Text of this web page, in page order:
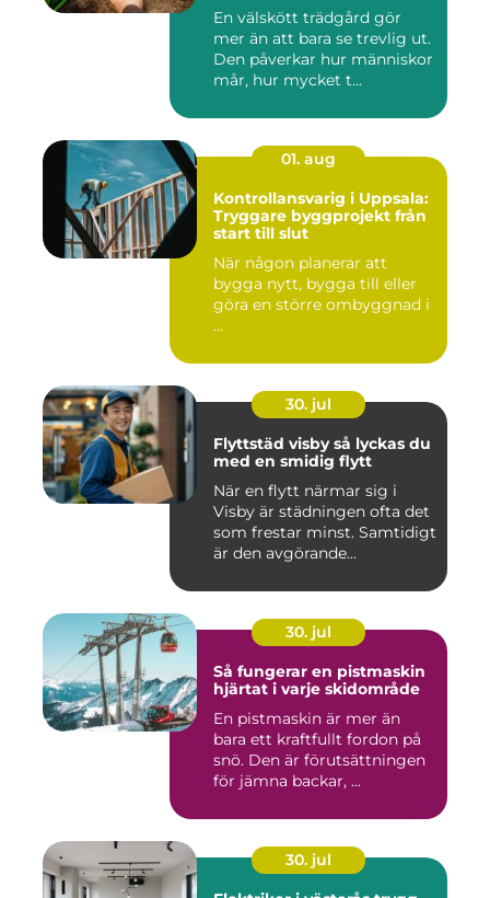
En välskött trädgård gör
mer än att bara se trevlig ut.
Den påverkar hur människor
mår, hur mycket t...
01. aug
Kontrollansvarig i Uppsala:
Tryggare byggprojekt från
start till slut
När någon planerar att
bygga nytt, bygga till eller
göra en större ombyggnad i
...
30. jul
Flyttstäd visby så lyckas du
med en smidig flytt
När en flytt närmar sig i
Visby är städningen ofta det
som frestar minst. Samtidigt
är den avgörande...
30. jul
Så fungerar en pistmaskin
hjärtat i varje skidområde
En pistmaskin är mer än
bara ett kraftfullt fordon på
snö. Den är förutsättningen
för jämna backar, ...
30. jul